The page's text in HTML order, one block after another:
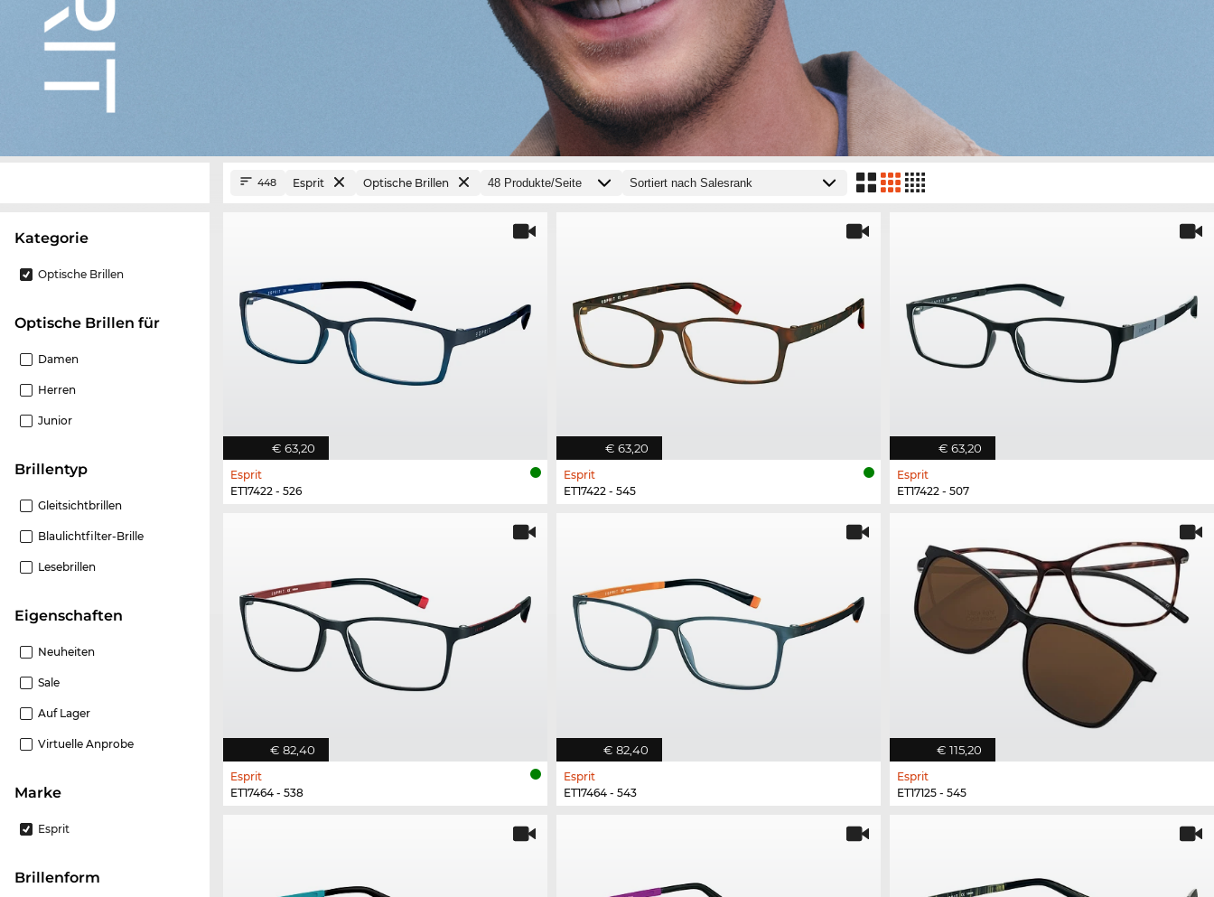
Kategorie
Optische Brillen
Optische Brillen für
Damen
Herren
Junior
Brillentyp
Gleitsichtbrillen
Blaulichtfilter-Brille
Lesebrillen
Eigenschaften
Neuheiten
Sale
Auf Lager
Virtuelle Anprobe
Marke
Esprit
Brillenform
448 Esprit Optische Brillen
€ 63,20
Esprit
ET17422 - 526
€ 63,20
Esprit
ET17422 - 545
€ 63,20
Esprit
ET17422 - 507
€ 82,40
Esprit
ET17464 - 538
€ 82,40
Esprit
ET17464 - 543
€ 115,20
Esprit
ET17125 - 545